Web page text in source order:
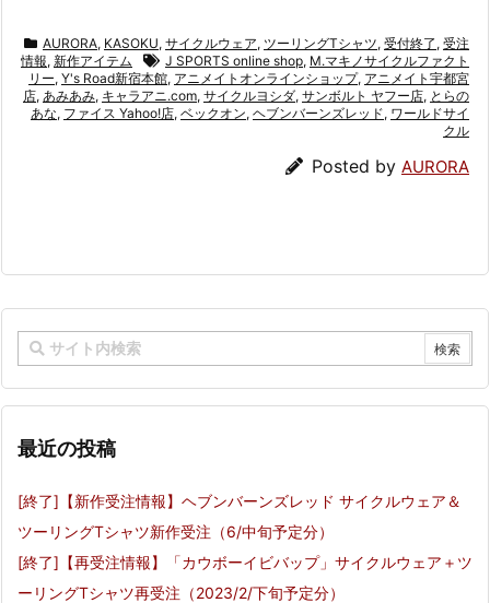
AURORA, KASOKU, サイクルウェア, ツーリングTシャツ, 受付終了 , 受注
情報, 新作アイテム J SPORTS online shop, M.マキノサイクルファクト
リー, Y's Road新宿本館, アニメイトオンラインショップ, アニメイト宇都宮
店, あみあみ, キャラアニ.com, サイクルヨシダ, サンボルト ヤフー店, とらの
あな, ファイス Yahoo!店, ベックオン, ヘブンバーンズレッド, ワールドサイ
クル
Posted by AURORA
最近の投稿
[終了]【新作受注情報】ヘブンバーンズレッド サイクルウェア＆
ツーリングTシャツ新作受注（6/中旬予定分）
[終了]【再受注情報】「カウボーイビバップ」サイクルウェア＋ツ
ーリングTシャツ再受注（2023/2/下旬予定分）